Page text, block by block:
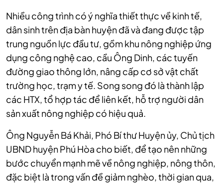
Nhiều công trình có ý nghĩa thiết thực về kinh tế,
dân sinh trên địa bàn huyện đã và đang được tập
trung nguồn lực đầu tư, gồm khu nông nghiệp ứng
dụng công nghệ cao, cầu Ông Dinh, các tuyến
đường giao thông lớn, nâng cấp cơ sở vật chất
trường học, trạm y tế. Song song đó là thành lập
các HTX, tổ hợp tác để liên kết, hỗ trợ người dân
sản xuất nông nghiệp có hiệu quả.
Ông Nguyễn Bá Khải, Phó Bí thư Huyện ủy, Chủ tịch
UBND huyện Phú Hòa cho biết, để tạo nên những
bước chuyển mạnh mẽ về nông nghiệp, nông thôn,
đặc biệt là trong vấn đề giảm nghèo, thời gian qua,